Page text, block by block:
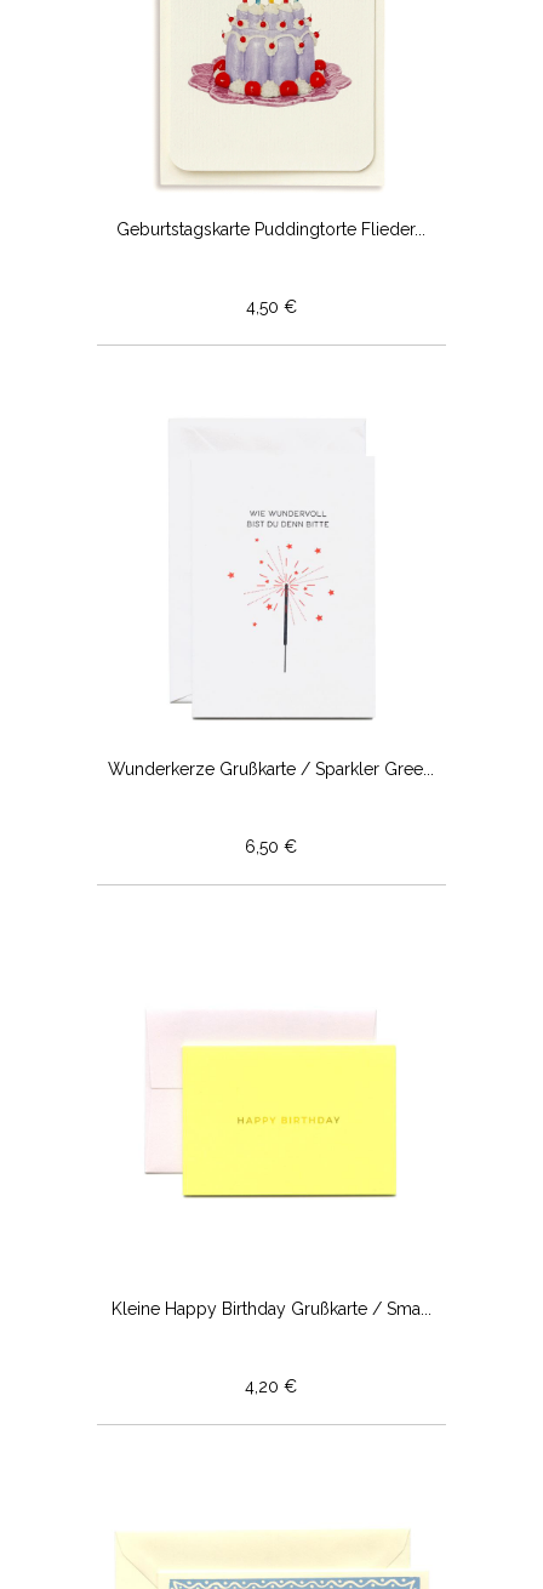
Geburtstagskarte Puddingtorte Flieder...
4,50 €
Wunderkerze Grußkarte / Sparkler Gree...
6,50 €
Kleine Happy Birthday Grußkarte / Sma...
4,20 €